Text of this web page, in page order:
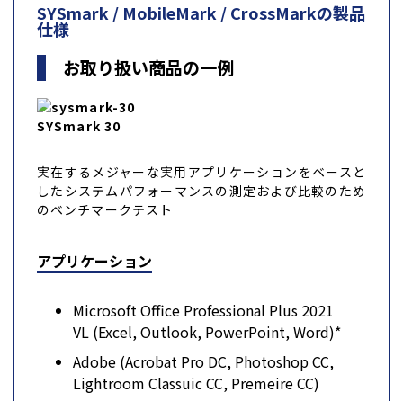
SYSmark / MobileMark / CrossMarkの製品
仕様
お取り扱い商品の一例
SYSmark 30
実在するメジャーな実用アプリケーションをベースと
したシステムパフォーマンスの測定および比較のため
のベンチマークテスト
アプリケーション
Microsoft Office Professional Plus 2021
VL (Excel, Outlook, PowerPoint, Word)*
Adobe (Acrobat Pro DC, Photoshop CC,
Lightroom Classuic CC, Premeire CC)